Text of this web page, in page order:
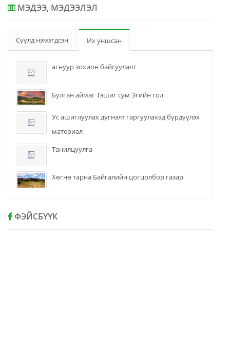
МЭДЭЭ, МЭДЭЭЛЭЛ
Сүүлд нэмэгдсэн Их уншсан
агнуур зохион байгуулалт
Булган аймаг Тэшиг сум Эгийн гол
Ус ашиглуулах дүгнэлт гаргуулахад бүрдүүлэх
материал
Танилцуулга
Хөгнө тарна Байгалийн цогцолбор газар
ФЭЙСБҮҮК